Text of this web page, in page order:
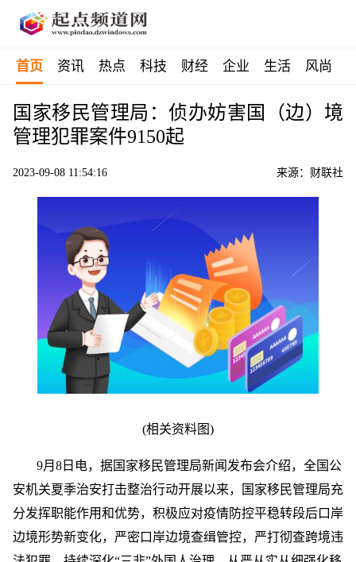
首页 资讯 热点 科技 财经 企业 生活 风尚
国家移民管理局：侦办妨害国（边）境
管理犯罪案件9150起
2023-09-08 11:54:16 来源：财联社
(相关资料图)
9月8日电，据国家移民管理局新闻发布会介绍，全国公
安机关夏季治安打击整治行动开展以来，国家移民管理局充
分发挥职能作用和优势，积极应对疫情防控平稳转段后口岸
边境形势新变化，严密口岸边境查缉管控，严打彻查跨境违